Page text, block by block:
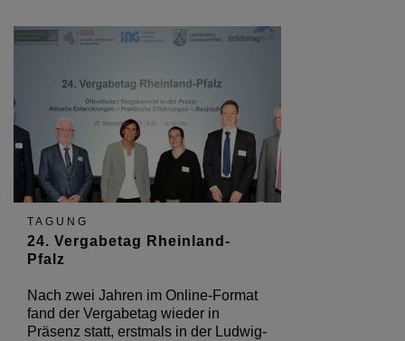
TAGUNG
24. Vergabetag Rheinland-
Pfalz
Nach zwei Jahren im Online-Format
fand der Vergabetag wieder in
Präsenz statt, erstmals in der Ludwig-